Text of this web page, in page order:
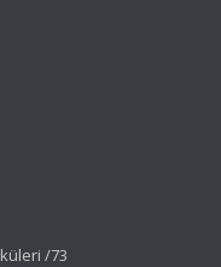
/73